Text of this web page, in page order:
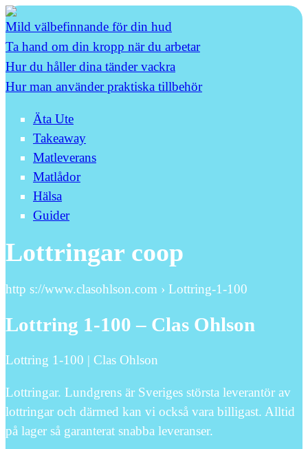
Mild välbefinnande för din hud
Ta hand om din kropp när du arbetar
Hur du håller dina tänder vackra
Hur man använder praktiska tillbehör
Äta Ute
Takeaway
Matleverans
Matlådor
Hälsa
Guider
Lottringar coop
http s://www.clasohlson.com › Lottring-1-100
Lottring 1-100 – Clas Ohlson
Lottring 1-100 | Clas Ohlson
Lottringar. Lundgrens är Sveriges största leverantör av
lottringar och därmed kan vi också vara billigast. Alltid
på lager så garanterat snabba leveranser.